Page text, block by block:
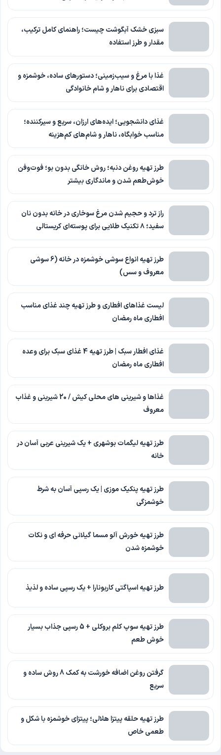
سبزی خشک آبگوشت چیست؛ راهنمای کامل ترکیب،
مقدار و طرز استفاده
غذا با مرغ و سیب‌زمینی؛ دستورهای ساده، خوشمزه و
اقتصادی برای ناهار و شام خانوادگی
غذای دانشجویی؛ ایده‌های ارزان، سریع و سیرکننده؛
مناسب خوابگاه، ناهار و شام‌های کم‌هزینه
طرز تهیه روغن دنبه؛ روش خانگی بدون بو؛ فوت‌وفن
خوش‌طعم شدن و ماندگاری بیشتر
راز ترد و حجیم شدن مرغ سوخاری در خانه بدون نان
سفید؛ ۸ تکنیک طلایی برای پوسته‌ای کریستالی
طرز تهیه انواع سوشی خوشمزه در خانه (6 سوشی
معروف و سس)
لیست غذاهای افطاری و طرز تهیه چند غذای مناسب
افطاری ماه رمضان
غذای افطار سبک | طرز تهیه 4 غذای سبک برای وعده
افطاری ماه رمضان
غذاها و شیرینی های محلی کیش / 20 شیرینی و غذاب
معروف
طرز تهیه لیگمات بوشهری + یک شیرینی عربی آسان در
خانه
طرز تهیه پنکیک موزی | یک رسپی آسان به شرط
خوشمزگی
طرز تهیه خورش آلو مسما گیلانی حرفه ای و نکات
خوشمزه شدن
طرز تهیه اسپاگتی کاربونارا + یک رسپی ساده و لذیذ
طرز تهیه سوپ کلم بروکلی + 5 رسپی جذاب بسیار
خوش طعم
گرفتن روغن اضافه خورشت به کمک 8 روش ساده و
سریع
طرز تهیه حلقه پیتزا هلالی؛ پیتزای خوشمزه با شکل و
طعمی خاص